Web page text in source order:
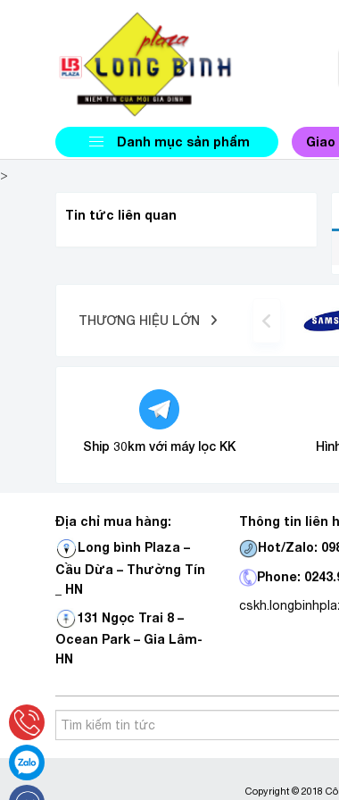
Danh mục sản phẩm
>
Tin tức liên quan
THƯƠNG HIỆU LỚN
Ship 30km với máy lọc KK
Địa chỉ mua hàng:
Long bình Plaza –
Cầu Dừa – Thường Tín
_ HN
131 Ngọc Trai 8 –
Ocean Park – Gia Lâm-
HN
Thông tin liên
Hot/Zalo:
Phone:
Copyright © 2018